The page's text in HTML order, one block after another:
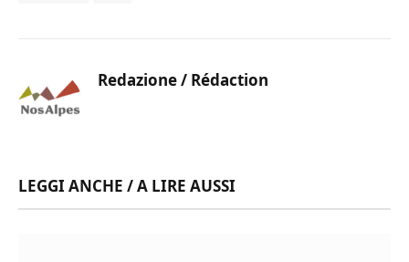
Redazione / Rédaction
LEGGI ANCHE / A LIRE AUSSI